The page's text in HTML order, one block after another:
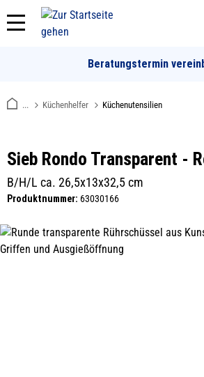
springen
Beratungstermin
... Küchenhelfer Küchenutensilien
Sieb Rondo Transparent -
B/H/L ca. 26,5x13x32,5 cm
Produktnummer: 63030166
Bildergalerie überspringen